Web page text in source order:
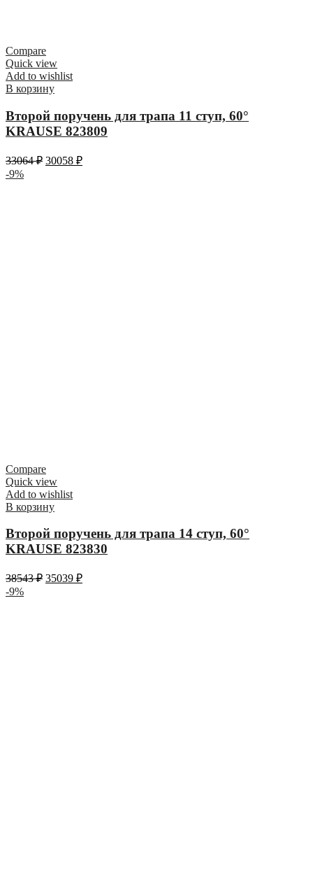
Compare
Quick view
Add to wishlist
В корзину
Второй поручень для трапа 11 ступ, 60°
KRAUSE 823809
33064₽ 30058 ₽
-9%
Compare
Quick view
Add to wishlist
В корзину
Второй поручень для трапа 14 ступ, 60°
KRAUSE 823830
38543₽ 35039 ₽
-9%